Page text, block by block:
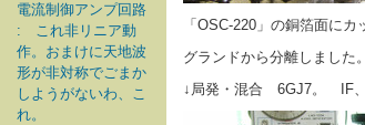
電流制御アンプ回路
: これ非リニア動
作。おまけに天地波
形が非対称でごまか
しようがないわ、こ
れ。
「OSC-220」の銅箔面に
グランドから分離しました。
↓局発・混合 6GJ7。 IF、